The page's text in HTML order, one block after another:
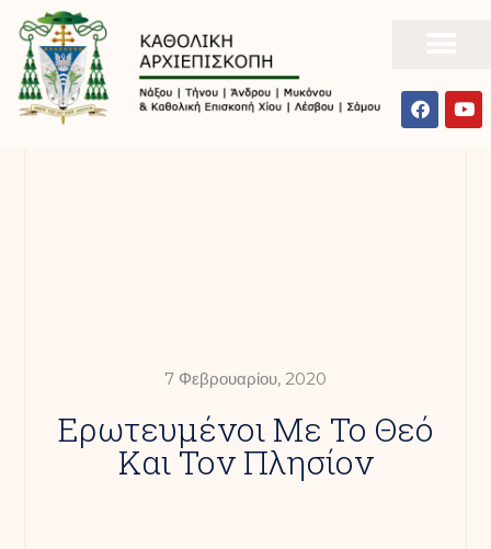
7 Φεβρουαρίου, 2020
Ερωτευμένοι Με Το Θεό
Και Τον Πλησίον